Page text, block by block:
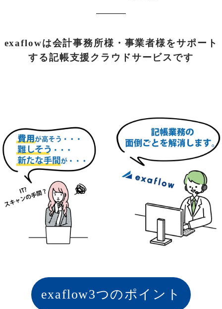
exaflowは会計事務所様・事業者様をサポート
する記帳支援クラウドサービスです
exaflow3つのポイント